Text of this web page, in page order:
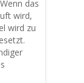
das
wird,
wird zu